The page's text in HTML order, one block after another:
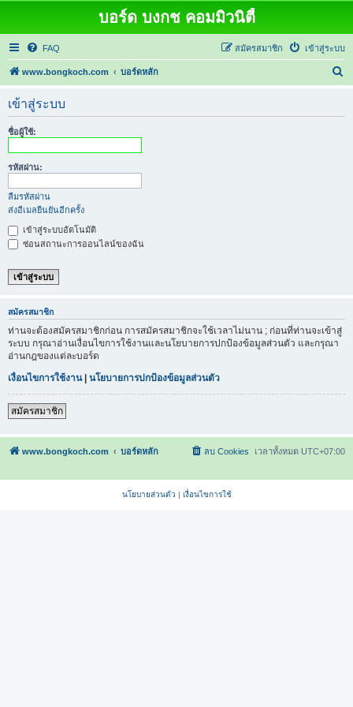
บอร์ด บงกช คอมมิวนิตี้
FAQ เข้าสู่ระบบ
สมัครสมาชิก
www.bongkoch.com บอร์ดหลัก
เข้าสู่ระบบ
ชื่อผู้ใช้:
รหัสผ่าน:
ลืมรหัสผ่าน
ส่งอีเมลยืนยันอีกครั้ง
เข้าสู่ระบบอัตโนมัติ
ซ่อนสถานะการออนไลน์ของฉัน
สมัครสมาชิก
ท่านจะต้องสมัครสมาชิกก่อน การสมัครสมาชิกจะใช้เวลาไม่นาน ; ก่อนที่ท่านจะเข้าสู่
ระบบ กรุณาอ่านเงื่อนไขการใช้งานและนโยบายการปกป้องข้อมูลส่วนตัว และกรุณา
อ่านกฎของแต่ละบอร์ด
เงื่อนไขการใช้งาน| นโยบายการปกป้องข้อมูลส่วนตัว
สมัครสมาชิก
www.bongkoch.com บอร์ดหลัก เวลาทั้งหมด UTC+07:00
ลบ Cookies
นโยบายส่วนตัว | เงื่อนไขการใช้